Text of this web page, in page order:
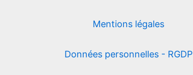
Mentions légales
Données personnelles - RGDP